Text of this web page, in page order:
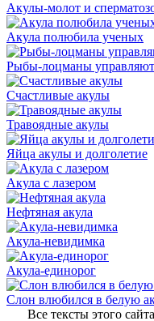
Акулы-молот и
Акула полюбила ученых
Рыбы-лоцманы
Счастливые акулы
Травоядные акулы
Яйца акулы и долголетие
Акула с лазером
Нефтяная акула
Акула-невидимка
Акула-единорог
Слон влюбился в белую
Все тексты этого